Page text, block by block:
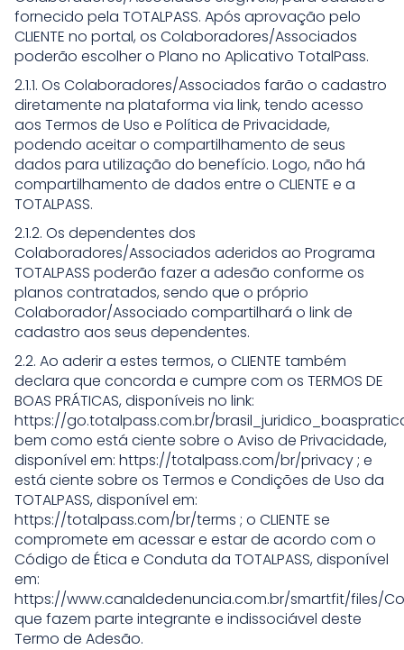
fornecido pela TOTALPASS. Após aprovação pelo
CLIENTE no portal, os Colaboradores/Associados
poderão escolher o Plano no Aplicativo TotalPass.
2.1.1. Os Colaboradores/Associados farão o cadastro
diretamente na plataforma via link, tendo acesso
aos Termos de Uso e Política de Privacidade,
podendo aceitar o compartilhamento de seus
dados para utilização do benefício. Logo, não há
compartilhamento de dados entre o CLIENTE e a
TOTALPASS.
2.1.2. Os dependentes dos
Colaboradores/Associados aderidos ao Programa
TOTALPASS poderão fazer a adesão conforme os
planos contratados, sendo que o próprio
Colaborador/Associado compartilhará o link de
cadastro aos seus dependentes.
2.2. Ao aderir a estes termos, o CLIENTE também
declara que concorda e cumpre com os TERMOS DE
BOAS PRÁTICAS, disponíveis no link:
https://go.totalpass.com.br/
bem como está ciente sobre o Aviso de Privacidade,
disponível em: https://totalpass.com/br/privacy ; e
está ciente sobre os Termos e Condições de Uso da
TOTALPASS, disponível em:
https://totalpass.com/br/terms ; o CLIENTE se
compromete em acessar e estar de acordo com o
Código de Ética e Conduta da TOTALPASS, disponível
em:
https://www.canaldedenuncia.com.br/smartfit/files/
que fazem parte integrante e indissociável deste
Termo de Adesão.